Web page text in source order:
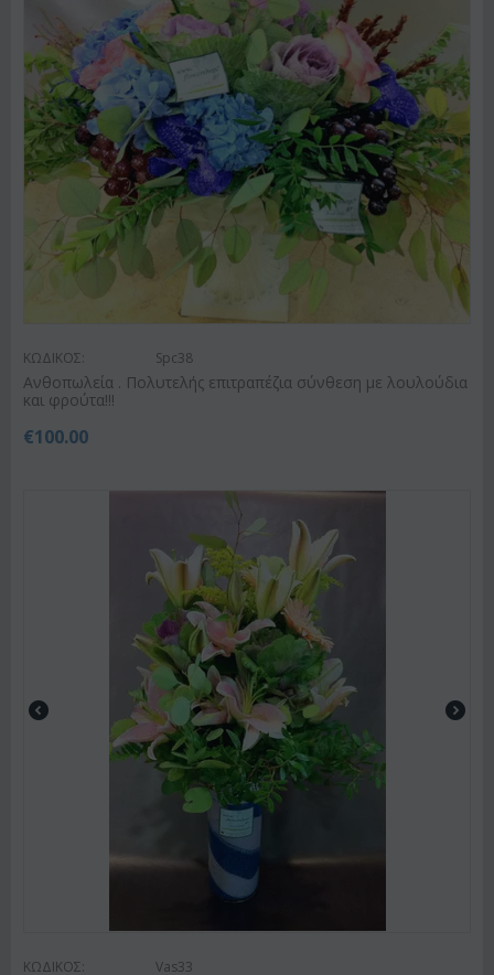
ΚΩΔΙΚΟΣ: Spc38
Ανθοπωλεία . Πολυτελής επιτραπέζια σύνθεση με λουλούδια
και φρούτα!!!
€100.00
ΚΩΔΙΚΟΣ: Vas33